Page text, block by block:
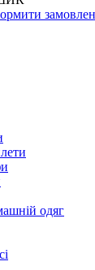
одяг